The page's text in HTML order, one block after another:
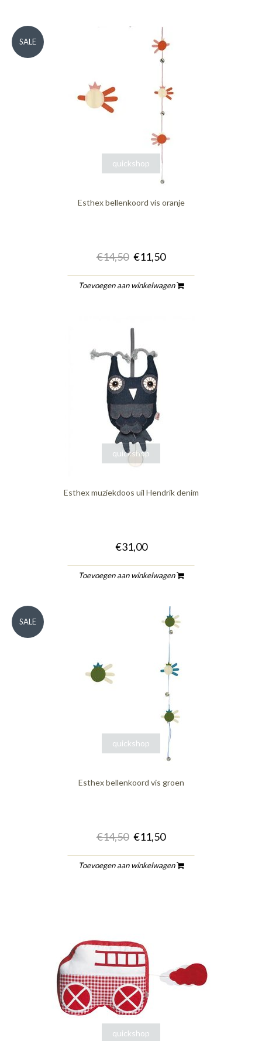
quickshop
SALE
Esthex bellenkoord vis oranje
€14,50 €11,50
Toevoegen aan winkelwagen
quickshop
Esthex muziekdoos uil Hendrik denim
€31,00
Toevoegen aan winkelwagen
quickshop
SALE
Esthex bellenkoord vis groen
€14,50 €11,50
Toevoegen aan winkelwagen
quickshop